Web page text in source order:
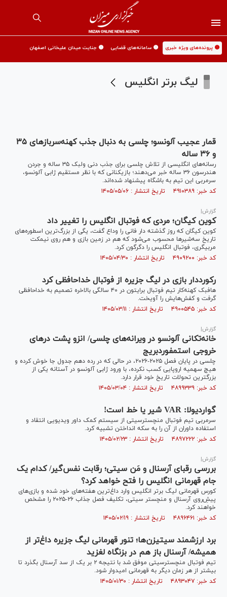
🟡 پرونده‌های ویژه خبری 🟡 سامانه‌های قضایی 🟡 جنایت میدان علیخانی اصفهان
لیگ برتر انگلیس
قمار عجیب آلونسو؛ چلسی به دنبال جذب کهنه‌سرباز‌های ۳۵
و ۳۶ ساله
رسانه‌های انگلیسی از تلاش چلسی برای جذب دنی ولبک ۳۵ ساله و جردن
هندرسون ۳۶ ساله خبر می‌دهند؛ بازیکنانی که با نظر مستقیم ژابی آلونسو،
سرمربی این تیم به باشگاه پیشنهاد شده‌اند.
کد خبر: ۴۹۱۰۳۸۹ تاریخ انتشار : ۱۴۰۵/۰۵/۰۶
گزارش|
کوین کیگان؛ مردی که فوتبال انگلیس را تغییر داد
کوین کیگان که روز گذشته دار فانی را وداع گفت، یگی از بزرگ‌ترین اسطوره‌های
تاریخ سه‌شیرها محسوب می‌شود که هم در زمین بازی و هم روی نیمکت
مربیگری، فوتبال انگلیس را دگرگون کرد.
کد خبر: ۴۹۰۹۲۰۰ تاریخ انتشار : ۱۴۰۵/۰۴/۳۰
رکورددار بازی در لیگ جزیره از فوتبال خداحافظی کرد
هافبک کهنه‌کار تیم فوتبال برایتون در ۴۰ سالگی بالاخره تصمیم به خداحافظی
گرفت و کفش‌هایش را آویخت.
کد خبر: ۴۹۰۰۵۴۵ تاریخ انتشار : ۱۴۰۵/۰۳/۱۱
گزارش|
خانه‌تکانی آلونسو در ویرانه‌های چلسی/ انزو پشت در‌های
خروجی استمفوردبریج
چلسی در پایان فصل ۲۰۲۵-۲۰۲۶، در حالی که در رده دهم جدول جا خوش کرده و
هیچ سهمیه اروپایی کسب نکرده، با ورود ژابی آلونسو در آستانه یکی از
بزرگترین تحولات تاریخ خود قرار دارد.
کد خبر: ۴۸۹۹۳۳۹ تاریخ انتشار : ۱۴۰۵/۰۳/۰۴
گواردیولا: VAR شیر یا خط است!
سرمربی تیم فوتبال منچسترسیتی از سیستم کمک داور ویدیویی انتقاد و
استفاده داوران از آن را به سکه انداختن تشبیه کرد.
کد خبر: ۴۸۹۷۲۲۲ تاریخ انتشار : ۱۴۰۵/۰۲/۲۳
گزارش|
بررسی رقبای آرسنال و مَن سیتی؛ رقابت نفس‌گیر/ کدام یک
جام قهرمانی انگلیس را فتح خواهد کرد؟
کورس قهرمانی لیگ برتر انگلیس وارد داغ‌ترین هفته‌های خود شده و بازی‌های
پیشِ‌روی آرسنال و منچستر سیتی، تکلیف فصل جذاب ۲۶-۲۰۲۵ را مشخص
خواهند کرد.
کد خبر: ۴۸۹۶۴۶۱ تاریخ انتشار : ۱۴۰۵/۰۲/۱۹
برد ارزشمند سیتیزن‌ها؛ تنور قهرمانی لیگ جزیره داغ‌تر از
همیشه/ آرسنال باز هم در بزنگاه لغزید
تیم فوتبال منچسترسیتی موفق شد با نتیجه ۲ بر یک از سد آرسنال بگذرد تا
بیشتر از هر زمان دیگر به قهرمانی امیدوار شود.
کد خبر: ۴۸۹۳۰۴۷ تاریخ انتشار : ۱۴۰۵/۰۱/۳۰